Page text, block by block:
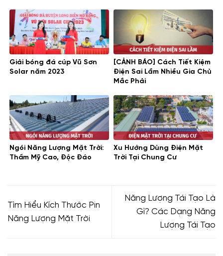
Giải bóng đá cúp Vũ Sơn
Solar năm 2023
[CẢNH BÁO] Cách Tiết Kiệm
Điện Sai Lầm Nhiều Gia Chủ
Mắc Phải
Ngói Năng Lượng Mặt Trời:
Thẩm Mỹ Cao, Độc Đáo
Xu Hướng Dùng Điện Mặt
Trời Tại Chung Cư
Tìm Hiểu Kích Thước Pin
Năng Lượng Mặt Trời
Năng Lượng Tái Tạo Là
Gì? Các Dạng Năng
Lượng Tái Tạo